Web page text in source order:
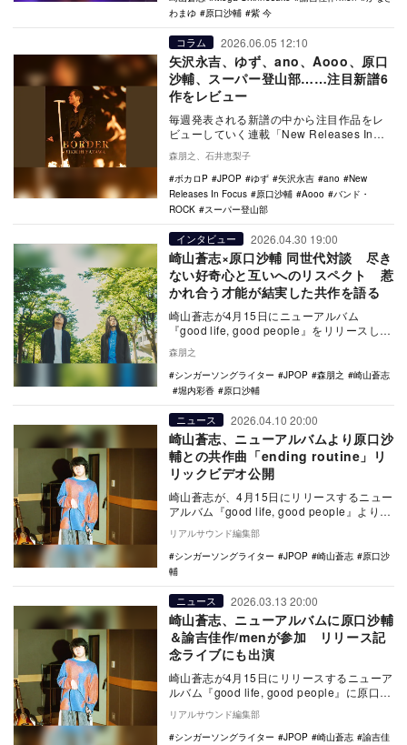
わまゆ
原口沙輔 紫 今
コラム 2026.06.05 12:10
矢沢永吉、ゆず、ano、Aooo、原口
沙輔、スーパー登山部……注目新譜6
作をレビュー
毎週発表される新譜の中から注目作品をレ
ビューしていく連載「New Releases In
Focus」。今回は矢沢永吉「BORD…
森朋之、石井恵梨子
ボカロP
JPOP ゆず 矢沢永吉 ano
New
Releases In Focus
原口沙輔 Aooo
バンド・
ROCK
スーパー登山部
インタビュー 2026.04.30 19:00
崎山蒼志×原口沙輔 同世代対談 尽き
ない好奇心と互いへのリスペクト 惹
かれ合う才能が結実した共作を語る
崎山蒼志が4月15日にニューアルバム
『good life, good people』をリリースし
た。タイアップソングをはじめ、M…
森朋之
シンガーソングライター
JPOP 森朋之
崎山蒼志
堀内彩香
原口沙輔
ニュース 2026.04.10 20:00
崎山蒼志、ニューアルバムより原口沙
輔との共作曲「ending routine」リ
リックビデオ公開
崎山蒼志が、4月15日にリリースするニュー
アルバム『good life, good people』より、
4月8日に先行配信した「…
リアルサウンド編集部
シンガーソングライター
JPOP 崎山蒼志
原口沙
輔
ニュース 2026.03.13 20:00
崎山蒼志、ニューアルバムに原口沙輔
＆諭吉佳作/menが参加 リリース記
念ライブにも出演
崎山蒼志が4月15日にリリースするニューア
ルバム『good life, good people』に原口沙
輔と諭吉佳作/menが参…
リアルサウンド編集部
シンガーソングライター
JPOP 崎山蒼志
諭吉佳